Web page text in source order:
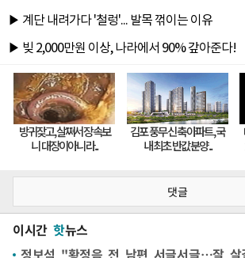
댓글
이시간 핫뉴스
정보석 "황정음 전 남편 서글서글…잘